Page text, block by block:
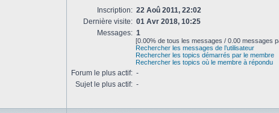
Inscription: 22 Aoû 2011, 22:02
Dernière visite: 01 Avr 2018, 10:25
Messages: 1
[0.00% de tous les messages / 0.00 messages
Rechercher les messages de l’utilisateur
Rechercher les topics démarrés par le membre
Rechercher les topics où le membre à répondu
Forum le plus actif: -
Sujet le plus actif: -